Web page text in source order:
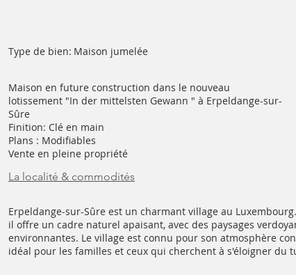
Maison jumelée
Maison en future construction dans le nouveau
lotissement "In der mittelsten Gewann " à Erpeldange-sur-
Sûre
Finition: Clé en main
Plans : Modifiables
Vente en pleine propriété
Type de bien:
La localité & commodités
Erpeldange-sur-Sûre est un charmant village au
il offre un cadre naturel apaisant, avec des paysages
environnantes. Le village est connu pour son atmosphère
idéal pour les familles et ceux qui cherchent à s'éloigner du